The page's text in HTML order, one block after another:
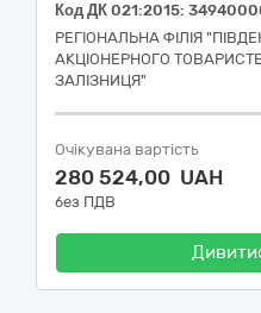
РЕГІОНАЛЬНА ФІЛІЯ
АКЦІОНЕРНОГО
ЗАЛІЗНИЦЯ"
Очікувана вартість
280 524,00 UAH
без ПДВ